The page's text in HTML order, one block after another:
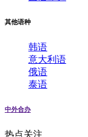
其他语种
韩语
意大利语
俄语
泰语
中外合办
热点关注